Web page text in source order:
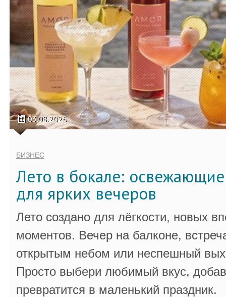
03.08.2026
БИЗНЕС
Лето в бокале:
для ярких вечеров
Лето создано для лёгкости, новых
моментов. Вечер на балконе,
открытым небом или неспешный
Просто выбери любимый вкус,
превратится в маленький праздник.